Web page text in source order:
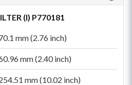
(I) P770181
mm (2.76 inch)
mm (2.40 inch)
mm (10.02 inch)